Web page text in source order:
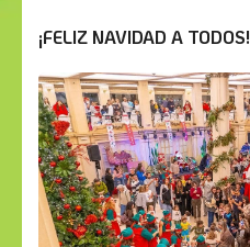
¡FELIZ NAVIDAD A TODOS!